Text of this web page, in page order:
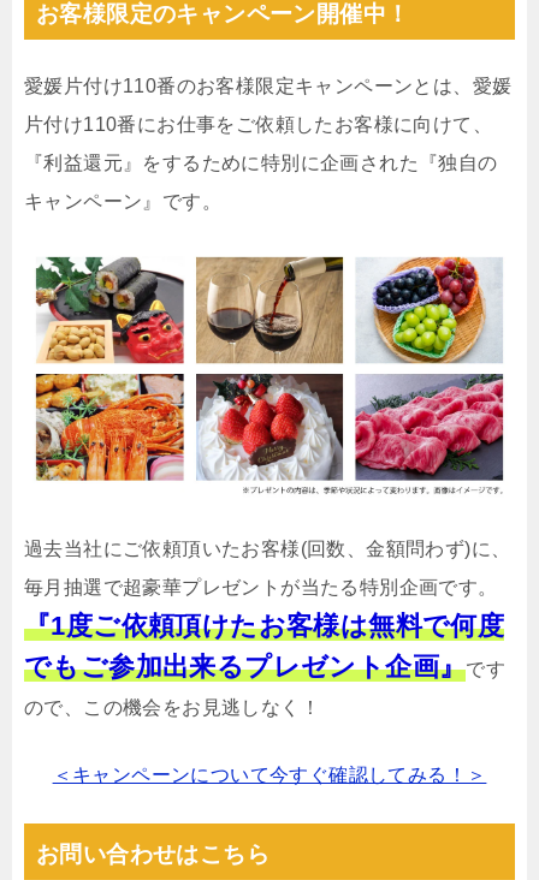
お客様限定のキャンペーン開催中！
愛媛片付け110番のお客様限定キャンペーンとは、愛媛
片付け110番にお仕事をご依頼したお客様に向けて、
『利益還元』をするために特別に企画された『独自の
キャンペーン』です。
過去当社にご依頼頂いたお客様(回数、金額問わず)に、
毎月抽選で超豪華プレゼントが当たる特別企画です。
『1度ご依頼頂けたお客様は無料で何度
でもご参加出来るプレゼント企画』です
ので、この機会をお見逃しなく！
＜キャンペーンについて今すぐ確認してみる！＞
お問い合わせはこちら